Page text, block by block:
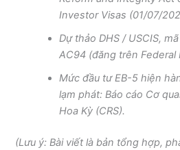
Investor Visas (01/07/
Dự thảo DHS / USCIS,
AC94 (đăng trên Federal
Mức đầu tư EB-5 hiện
lạm phát: Báo cáo Cơ
Hoa Kỳ (CRS).
(Lưu ý: Bài viết là bản tổng hợp,